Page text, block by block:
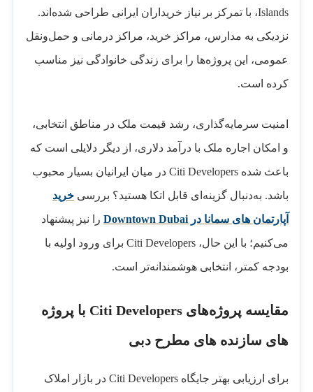
Islands، با تمرکز بر نیاز خریداران ایرانی طراحی شده‌اند.
نزدیکی به مدارس، مراکز خرید، مراکز درمانی و حمل‌ونقل
عمومی، این پروژه‌ها را برای زندگی خانوادگی نیز مناسب
کرده است.
امنیت سرمایه‌گذاری، رشد قیمت ملک در مناطق انتخابی،
و امکان اجاره ملک با درآمد دلاری، از دیگر دلایلی است که
باعث شده Citi Developers در میان ایرانیان بسیار محبوب
باشد. به‌دنبال گزینه‌ای قابل اتکا هستید؟ بررسی خرید
آپارتمان‌ های سمانا در Downtown Dubai
را نیز پیشنهاد
می‌کنیم؛ با این حال، Citi Developers برای ورود اولیه با
بودجه کمتر، انتخابی هوشمندانه‌تر است.
مقایسه پروژه‌های Citi Developers با پروژه
‌های سازنده‌ های مطرح دبی
برای ارزیابی بهتر جایگاه Citi Developers در بازار املاک